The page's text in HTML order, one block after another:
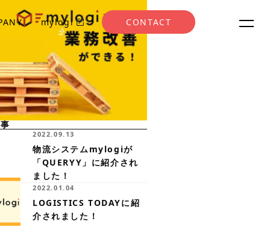
mylogi CONTACT
2022.09.13
物流システムmylogiが
「QUERYY」に紹介され
ました！
2022.01.04
LOGISTICS TODAYに紹
介されました！